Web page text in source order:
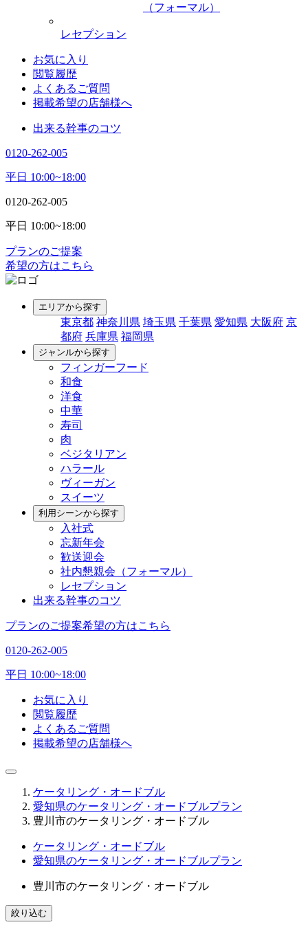
（フォーマル）
レセプション
お気に入り
閲覧履歴
よくあるご質問
掲載希望の店舗様へ
出来る幹事のコツ
0120-262-005
平日 10:00~18:00
0120-262-005
平日 10:00~18:00
プランのご提案
希望の方はこちら
エリアから探す
東京都 神奈川県 埼玉県 千葉県 愛知県 大阪府 京
都府 兵庫県 福岡県
ジャンルから探す
フィンガーフード
和食
洋食
中華
寿司
肉
ベジタリアン
ハラール
ヴィーガン
スイーツ
利用シーンから探す
入社式
忘新年会
歓送迎会
社内懇親会（フォーマル）
レセプション
出来る幹事のコツ
プランのご提案希望の方はこちら
0120-262-005
平日 10:00~18:00
お気に入り
閲覧履歴
よくあるご質問
掲載希望の店舗様へ
ケータリング・オードブル
愛知県のケータリング・オードブルプラン
豊川市のケータリング・オードブル
ケータリング・オードブル
愛知県のケータリング・オードブルプラン
豊川市のケータリング・オードブル
絞り込む